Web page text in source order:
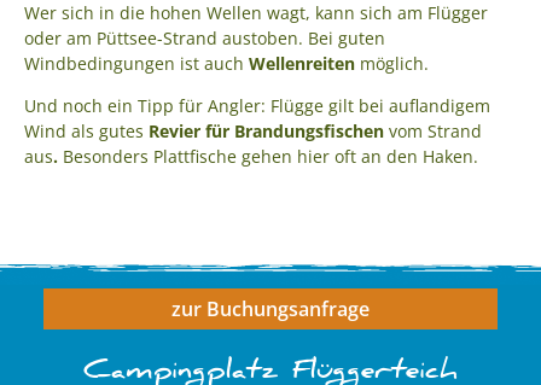
Wer sich in die hohen Wellen wagt, kann sich am Flügger
oder am Püttsee-Strand austoben. Bei guten
Windbedingungen ist auch Wellenreiten möglich.
Und noch ein Tipp für Angler: Flügge gilt bei auflandigem
Wind als gutes Revier für Brandungsfischen vom Strand
aus. Besonders Plattfische gehen hier oft an den Haken.
zur Buchungsanfrage
Campingplatz Flüggerteich